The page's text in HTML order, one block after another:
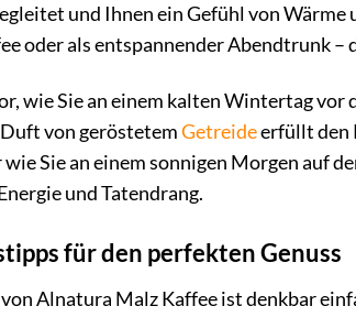
und Ihnen ein Gefühl von
oder als entspannender Abendtrunk
wie Sie an einem kalten Wintertag
von geröstetemGetreideerfüllt den
Sie an einem sonnigen Morgen auf
und Tatendrang.
für den perfekten Genuss
Alnatura Malz Kaffee ist denkbar